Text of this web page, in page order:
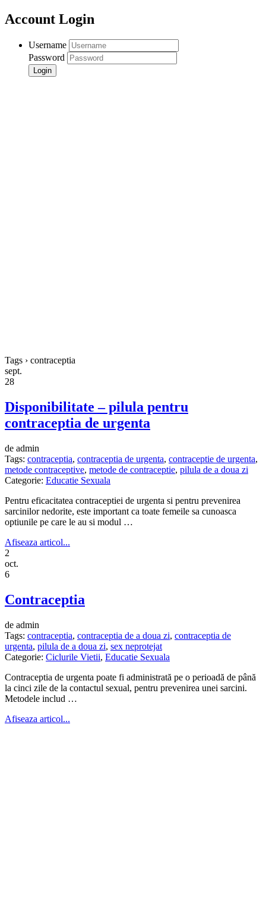
Account Login
Username
Password
Tags › contraceptia
sept.
28
Disponibilitate – pilula pentru
contraceptia de urgenta
de admin
Tags: contraceptia, contraceptia de urgenta, contraceptie de urgenta,
metode contraceptive, metode de contraceptie, pilula de a doua zi
Categorie: Educatie Sexuala
Pentru eficacitatea contraceptiei de urgenta si pentru prevenirea
sarcinilor nedorite, este important ca toate femeile sa cunoasca
optiunile pe care le au si modul …
Afiseaza articol...
2
oct.
6
Contraceptia
de admin
Tags: contraceptia, contraceptia de a doua zi, contraceptia de
urgenta, pilula de a doua zi, sex neprotejat
Categorie: Ciclurile Vietii, Educatie Sexuala
Contraceptia de urgenta poate fi administrată pe o perioadă de până
la cinci zile de la contactul sexual, pentru prevenirea unei sarcini.
Metodele includ …
Afiseaza articol...